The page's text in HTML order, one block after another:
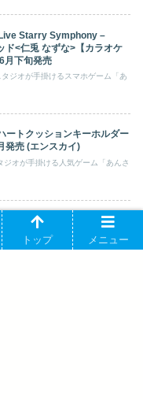
Starry Symphony –
<仁兎 なずな>【カラオケ
月下旬発売
ジオが手掛けるスマホゲーム「あ
ートクッションキーホルダー
発売 (エンスカイ)
オが手掛ける人気ゲーム「あんさ
んスタ)【受注通販・事後通
ープ[アニメイトカフェコラ
トップ メニュー